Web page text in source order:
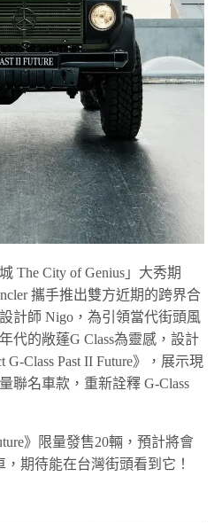
The City of Genius」大秀期
攜手推出雙方近期的跨界合
計師 Nigo，為引領當代街頭風
代的敞蓬G Class為靈感，設計
G-Class Past II Future》，展示現
聯名車款，重新詮釋 G-Class
》限量發售20輛，預計將會
期待能在台灣街頭看到它！